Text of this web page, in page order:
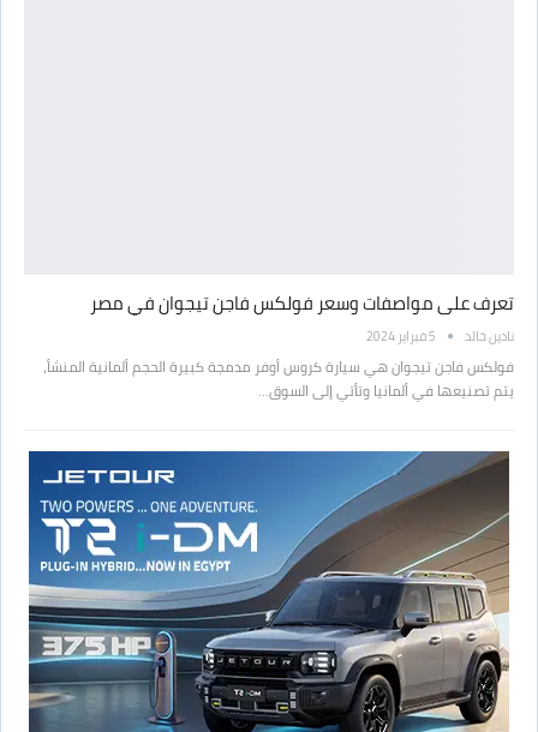
تعرف على مواصفات وسعر فولكس فاجن تيجوان في مصر
نادين خالد 5 فبراير 2024
فولكس فاجن تيجوان هي سيارة كروس أوفر مدمجة كبيرة الحجم ألمانية المنشأ،
يتم تصنيعها في ألمانيا وتأتي إلى السوق…